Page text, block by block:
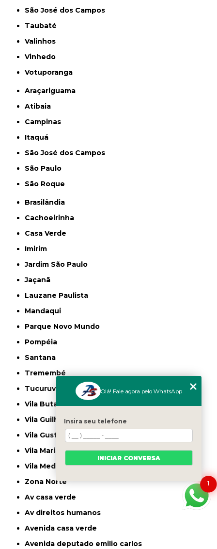
São José dos Campos
Taubaté
Valinhos
Vinhedo
Votuporanga
Araçariguama
Atibaia
Campinas
Itaquá
São José dos Campos
São Paulo
São Roque
Brasilândia
Cachoeirinha
Casa Verde
Imirim
Jardim São Paulo
Jaçanã
Lauzane Paulista
Mandaqui
Parque Novo Mundo
Pompéia
Santana
Tremembé
Tucuruvi
Vila Butantã
Vila Guilherme
Vila Gustavo
Vila Maria
Vila Medeiros
Zona Norte
av casa verde
av direitos humanos
avenida casa verde
avenida deputado emilio carlos
1
Olá! Fale agora pelo WhatsApp
Insira seu telefone
INICIAR CONVERSA